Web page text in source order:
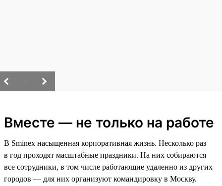
Вместе — не только на работе
В Sminex насыщенная корпоративная жизнь. Несколько раз
в год проходят масштабные праздники. На них собираются
все сотрудники, в том числе работающие удаленно из других
городов — для них организуют командировку в Москву.